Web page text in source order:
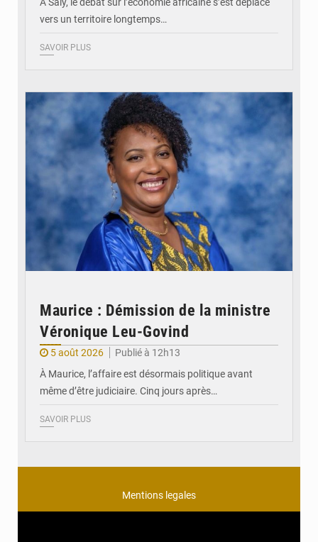
À Saly, le débat sur l’économie africaine s’est déplacé
vers un territoire longtemps…
SAVOIR PLUS
Maurice : Démission de la ministre
Véronique Leu-Govind
5 août 2026
Publié à 12h13
À Maurice, l’affaire est désormais politique avant
même d’être judiciaire. Cinq jours après…
SAVOIR PLUS
Mentions legales